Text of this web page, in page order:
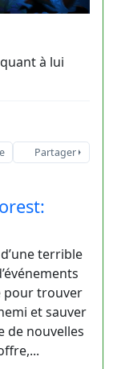
à lui
Partager
terrible
pour trouver
et sauver
de nouvelles